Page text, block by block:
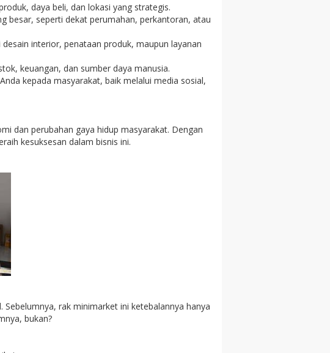
daya beli, dan lokasi yang strategis.
besar, seperti dekat perumahan, perkantoran, atau
interior, penataan produk, maupun layanan
keuangan, dan sumber daya manusia.
kepada masyarakat, baik melalui media sosial,
dan perubahan gaya hidup masyarakat. Dengan
kesuksesan dalam bisnis ini.
rak minimarket ini ketebalannya hanya
bukan?